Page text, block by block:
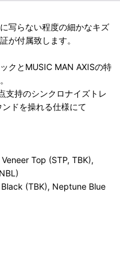
写らない程度の細かなキズ
が付属致します。
クとMUSIC MAN AXISの特
支持のシンクロナイズトレ
ドを操れる仕様にて
Top (STP, TBK),
(TBK), Neptune Blue